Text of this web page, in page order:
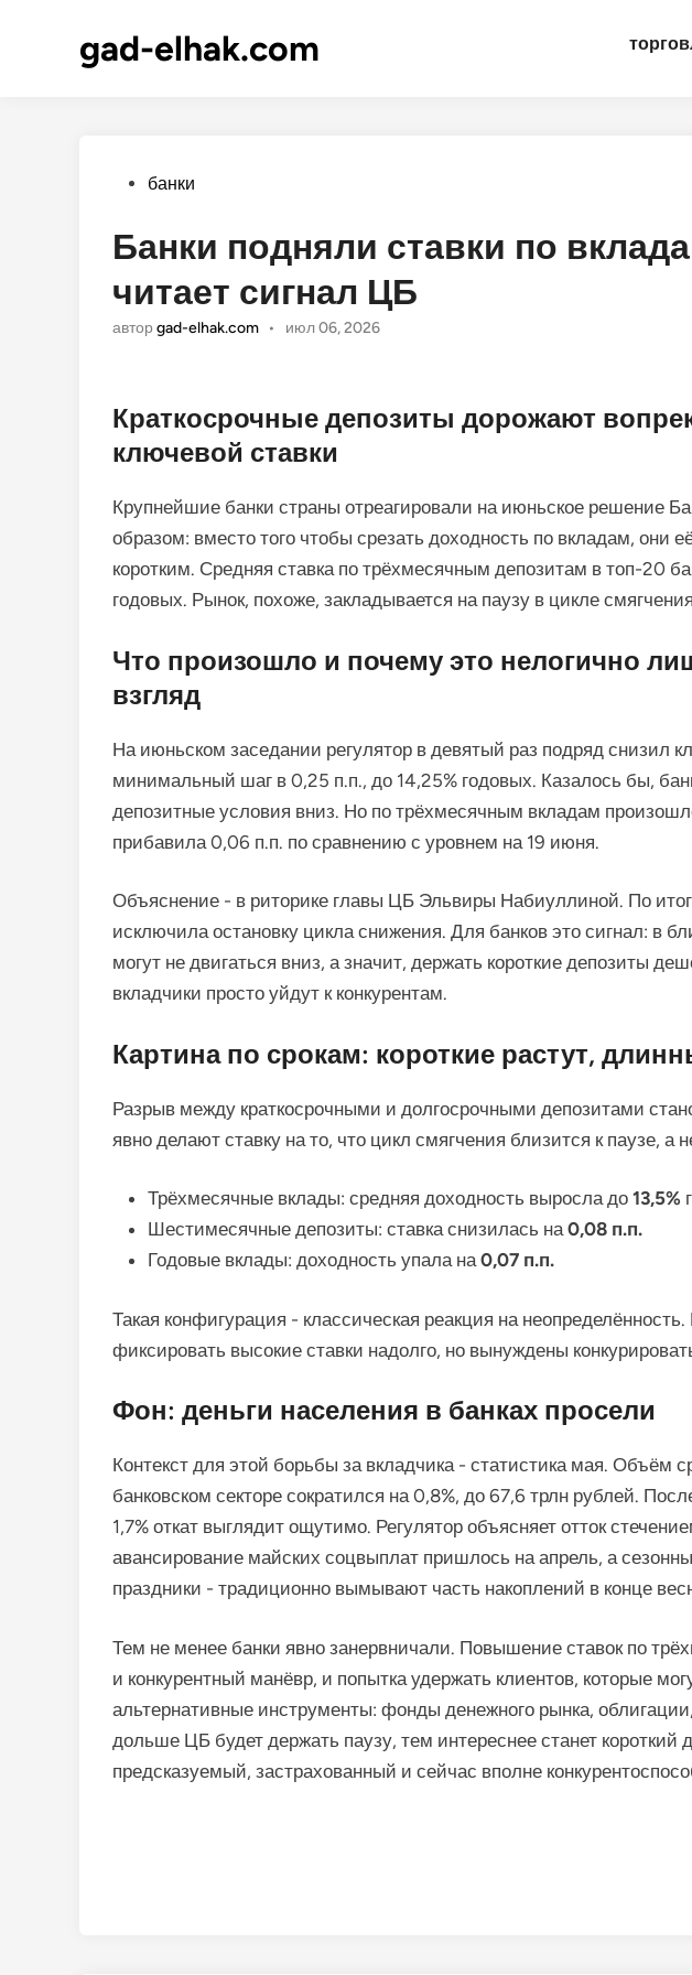
gad-elhak.com
Опубликовано
банки
Банки подняли ставки по
читает сигнал ЦБ
автор gad-elhak.com • июл 06, 2026
Краткосрочные депозиты дорожают
ключевой ставки
Крупнейшие банки страны отреагировали на июньское решение
образом: вместо того чтобы срезать доходность по вкладам, они
коротким. Средняя ставка по трёхмесячным депозитам в топ-20
годовых. Рынок, похоже, закладывается на паузу в цикле
Что произошло и почему это нелогично
взгляд
На июньском заседании регулятор в девятый раз подряд снизил
минимальный шаг в 0,25 п.п., до 14,25% годовых. Казалось бы,
депозитные условия вниз. Но по трёхмесячным вкладам
прибавила 0,06 п.п. по сравнению с уровнем на 19 июня.
Объяснение - в риторике главы ЦБ Эльвиры Набиуллиной. По
исключила остановку цикла снижения. Для банков это сигнал: в
могут не двигаться вниз, а значит, держать короткие депозиты
вкладчики просто уйдут к конкурентам.
Картина по срокам: короткие растут,
Разрыв между краткосрочными и долгосрочными депозитами
явно делают ставку на то, что цикл смягчения близится к паузе, а
Трёхмесячные вклады: средняя доходность выросла до 13,5%
Шестимесячные депозиты: ставка снизилась на0,08 п.п.
Годовые вклады: доходность упала на0,07 п.п.
Такая конфигурация - классическая реакция на неопределённость.
фиксировать высокие ставки надолго, но вынуждены
Фон: деньги населения в банках просели
Контекст для этой борьбы за вкладчика - статистика мая. Объём
банковском секторе сократился на 0,8%, до 67,6 трлн рублей.
1,7% откат выглядит ощутимо. Регулятор объясняет отток
авансирование майских соцвыплат пришлось на апрель, а
праздники - традиционно вымывают часть накоплений в конце
Тем не менее банки явно занервничали. Повышение ставок по
и конкурентный манёвр, и попытка удержать клиентов, которые
альтернативные инструменты: фонды денежного рынка,
дольше ЦБ будет держать паузу, тем интереснее станет короткий
предсказуемый, застрахованный и сейчас вполне